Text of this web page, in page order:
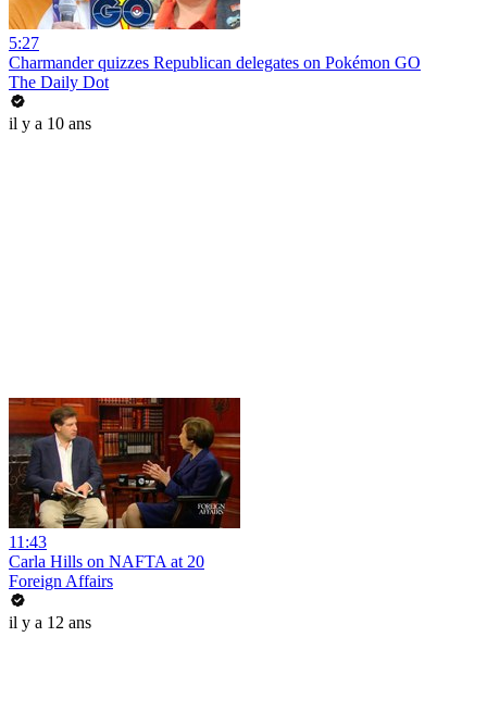
5:27
Charmander quizzes Republican delegates on Pokémon GO
The Daily Dot
il y a 10 ans
11:43
Carla Hills on NAFTA at 20
Foreign Affairs
il y a 12 ans